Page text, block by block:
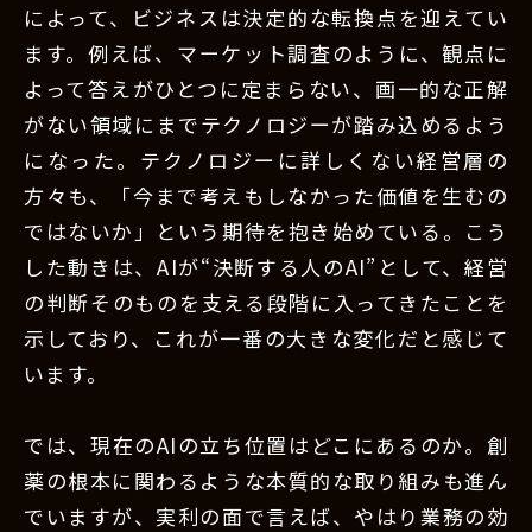
によって、ビジネスは決定的な転換点を迎えてい
ます。例えば、マーケット調査のように、観点に
よって答えがひとつに定まらない、画一的な正解
がない領域にまでテクノロジーが踏み込めるよう
になった。テクノロジーに詳しくない経営層の
方々も、「今まで考えもしなかった価値を生むの
ではないか」という期待を抱き始めている。こう
した動きは、AIが“決断する人のAI”として、経営
の判断そのものを支える段階に入ってきたことを
示しており、これが一番の大きな変化だと感じて
います。
では、現在のAIの立ち位置はどこにあるのか。創
薬の根本に関わるような本質的な取り組みも進ん
でいますが、実利の面で言えば、やはり業務の効